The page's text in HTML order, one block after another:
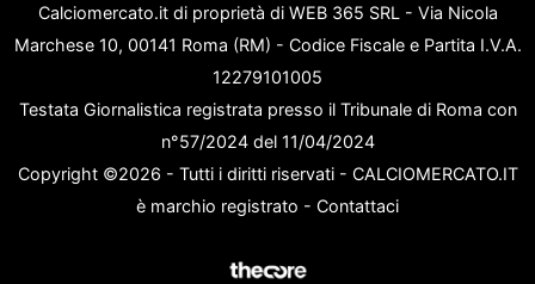
Calciomercato.it di proprietà di WEB 365 SRL - Via Nicola
Marchese 10, 00141 Roma (RM) - Codice Fiscale e Partita I.V.A.
12279101005
Testata Giornalistica registrata presso il Tribunale di Roma con
n°57/2024 del 11/04/2024
Copyright ©2026 - Tutti i diritti riservati - CALCIOMERCATO.IT
è marchio registrato - Contattaci